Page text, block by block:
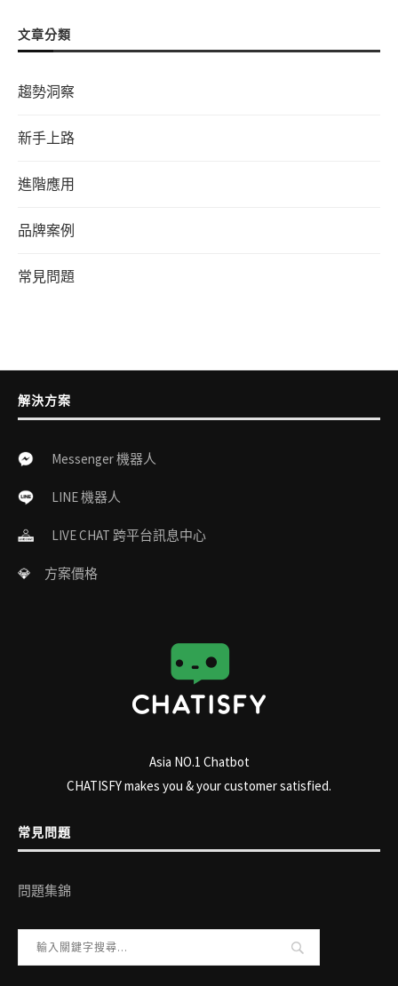
文章分類
趨勢洞察
新手上路
進階應用
品牌案例
常見問題
解決方案
Messenger 機器人
LINE 機器人
LIVE CHAT 跨平台訊息中心
💎 方案價格
Asia NO.1 Chatbot
CHATISFY makes you & your customer satisfied.
常見問題
問題集錦